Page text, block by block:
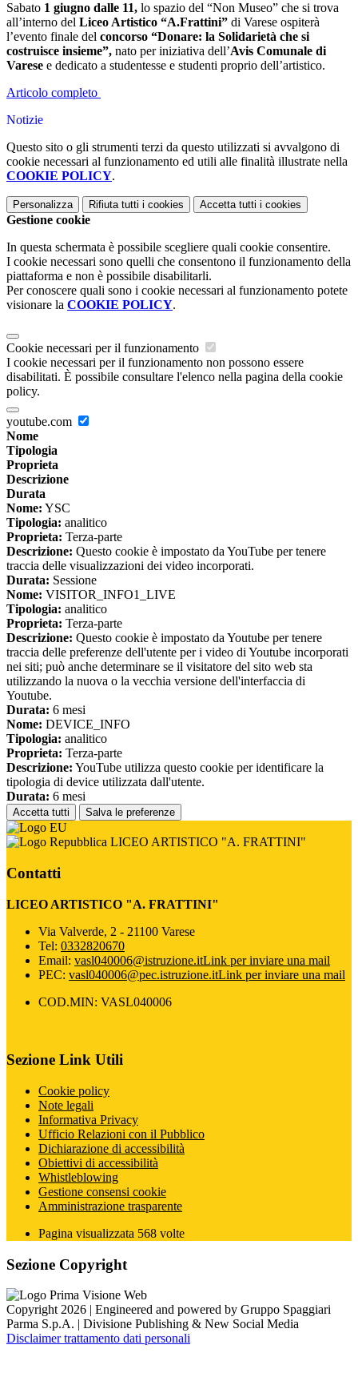
Sabato 1 giugno dalle 11, lo spazio del “Non Museo” che si trova
all’interno del Liceo Artistico “A.Frattini” di Varese ospiterà
l’evento finale del concorso “Donare: la Solidarietà che si
costruisce insieme”, nato per iniziativa dell’Avis Comunale di
Varese e dedicato a studentesse e studenti proprio dell’artistico.
Articolo completo
Notizie
Questo sito o gli strumenti terzi da questo utilizzati si avvalgono di
cookie necessari al funzionamento ed utili alle finalità illustrate nella
COOKIE POLICY.
Personalizza Rifiuta tutti i cookies Accetta tutti i cookies
Gestione cookie
In questa schermata è possibile scegliere quali cookie consentire.
I cookie necessari sono quelli che consentono il funzionamento della
piattaforma e non è possibile disabilitarli.
Per conoscere quali sono i cookie necessari al funzionamento potete
visionare la COOKIE POLICY.
Cookie necessari per il funzionamento
I cookie necessari per il funzionamento non possono essere
disabilitati. È possibile consultare l'elenco nella pagina della cookie
policy.
youtube.com
Nome
Tipologia
Proprieta
Descrizione
Durata
Nome: YSC
Tipologia: analitico
Proprieta: Terza-parte
Descrizione: Questo cookie è impostato da YouTube per tenere
traccia delle visualizzazioni dei video incorporati.
Durata: Sessione
Nome: VISITOR_INFO1_LIVE
Tipologia: analitico
Proprieta: Terza-parte
Descrizione: Questo cookie è impostato da Youtube per tenere
traccia delle preferenze dell'utente per i video di Youtube incorporati
nei siti; può anche determinare se il visitatore del sito web sta
utilizzando la nuova o la vecchia versione dell'interfaccia di
Youtube.
Durata: 6 mesi
Nome: DEVICE_INFO
Tipologia: analitico
Proprieta: Terza-parte
Descrizione: YouTube utilizza questo cookie per identificare la
tipologia di device utilizzata dall'utente.
Durata: 6 mesi
Accetta tutti Salva le preferenze
LICEO ARTISTICO "A. FRATTINI"
Contatti
LICEO ARTISTICO "A. FRATTINI"
Via Valverde, 2 - 21100 Varese
Tel: 0332820670
Email: vasl040006@istruzione.itLink per inviare una mail
PEC: vasl040006@pec.istruzione.itLink per inviare una mail
COD.MIN: VASL040006
Sezione Link Utili
Cookie policy
Note legali
Informativa Privacy
Ufficio Relazioni con il Pubblico
Dichiarazione di accessibilità
Obiettivi di accessibilità
Whistleblowing
Gestione consensi cookie
Amministrazione trasparente
Pagina visualizzata 568 volte
Sezione Copyright
Copyright 2026 | Engineered and powered by Gruppo Spaggiari
Parma S.p.A. | Divisione Publishing & New Social Media
Disclaimer trattamento dati personali